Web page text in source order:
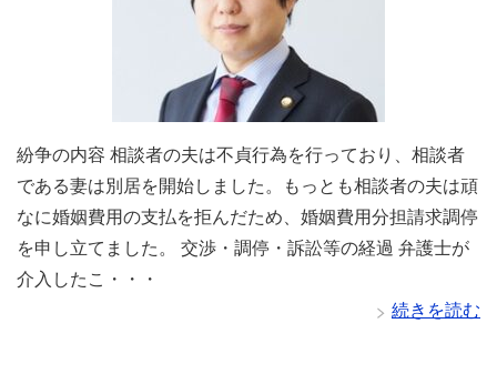
紛争の内容 相談者の夫は不貞行為を行っており、相談者
である妻は別居を開始しました。もっとも相談者の夫は頑
なに婚姻費用の支払を拒んだため、婚姻費用分担請求調停
を申し立てました。 交渉・調停・訴訟等の経過 弁護士が
介入したこ・・・
続きを読む